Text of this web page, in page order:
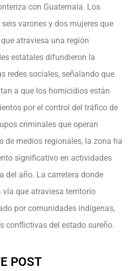
con Guatemala. Los
varones y dos mujeres que
atraviesa una región
estatales difundieron la
redes sociales, señalando que
a que los homicidios están
por el control del tráfico de
criminales que operan
de medios regionales, la zona ha
significativo en actividades
del año. La carretera donde
que atraviesa territorio
por comunidades indígenas,
conflictivas del estado sureño.
POST